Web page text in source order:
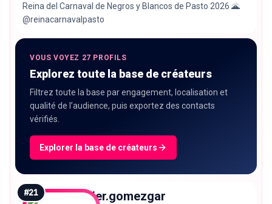
Reina del Carnaval de Negros y Blancos de Pasto 2026 🌋
@reinacarnavalpasto
VOUS VOYEZ 27 PROFILS
Explorez toute la base de créateurs
Filtrez toute la base par engagement, localisation et
qualité de l’audience, puis exportez des contacts
vérifiés.
Explorer la base de créateurs
#21 javier.gomezgar